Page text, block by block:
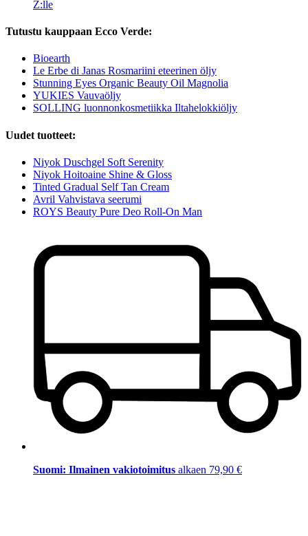
Z:lle
Tutustu kauppaan Ecco Verde:
Bioearth
Le Erbe di Janas Rosmariini eteerinen öljy
Stunning Eyes Organic Beauty Oil Magnolia
YUKIES Vauvaöljy
SOLLING luonnonkosmetiikka Iltahelokkiöljy
Uudet tuotteet:
Niyok Duschgel Soft Serenity
Niyok Hoitoaine Shine & Gloss
Tinted Gradual Self Tan Cream
Avril Vahvistava seerumi
ROYS Beauty Pure Deo Roll-On Man
Suomi: Ilmainen vakiotoimitus alkaen 79,90 €